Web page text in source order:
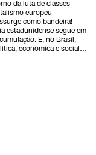
da luta de classes
europeu
como bandeira!
estadunidense segue em
E, no Brasil,
econômica e social…